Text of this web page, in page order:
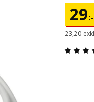
29:-
23,20